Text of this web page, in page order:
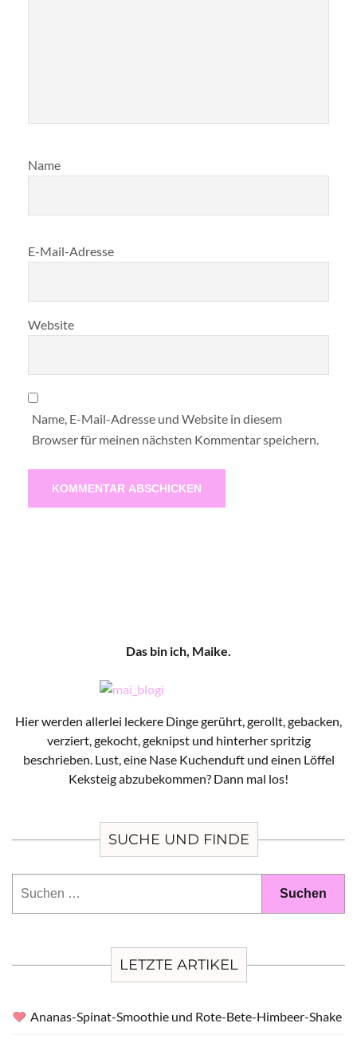
Name
E-Mail-Adresse
Website
Name, E-Mail-Adresse und Website in diesem
Browser für meinen nächsten Kommentar speichern.
Das bin ich, Maike.
Hier werden allerlei leckere Dinge gerührt, gerollt, gebacken,
verziert, gekocht, geknipst und hinterher spritzig
beschrieben. Lust, eine Nase Kuchenduft und einen Löffel
Keksteig abzubekommen? Dann mal los!
SUCHE UND FINDE
LETZTE ARTIKEL
Ananas-Spinat-Smoothie und Rote-Bete-Himbeer-Shake